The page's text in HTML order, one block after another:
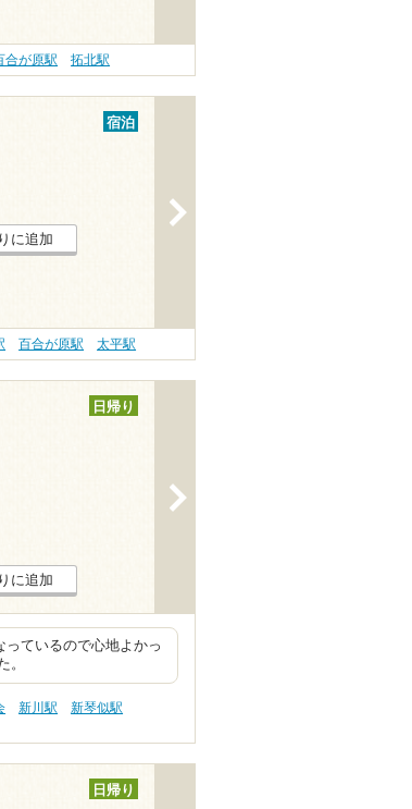
合が原駅 拓北駅
宿泊
に追加
百合が原駅 太平駅
日帰り
に追加
ているので心地よかっ
。
新川駅
新琴似駅
日帰り